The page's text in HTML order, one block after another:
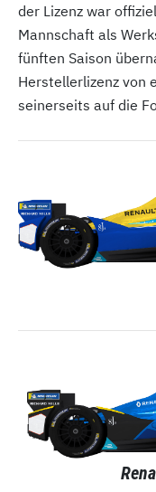
der Lizenz war
Mannschaft als
fünften Saison
Herstellerlizenz von
seinerseits auf die